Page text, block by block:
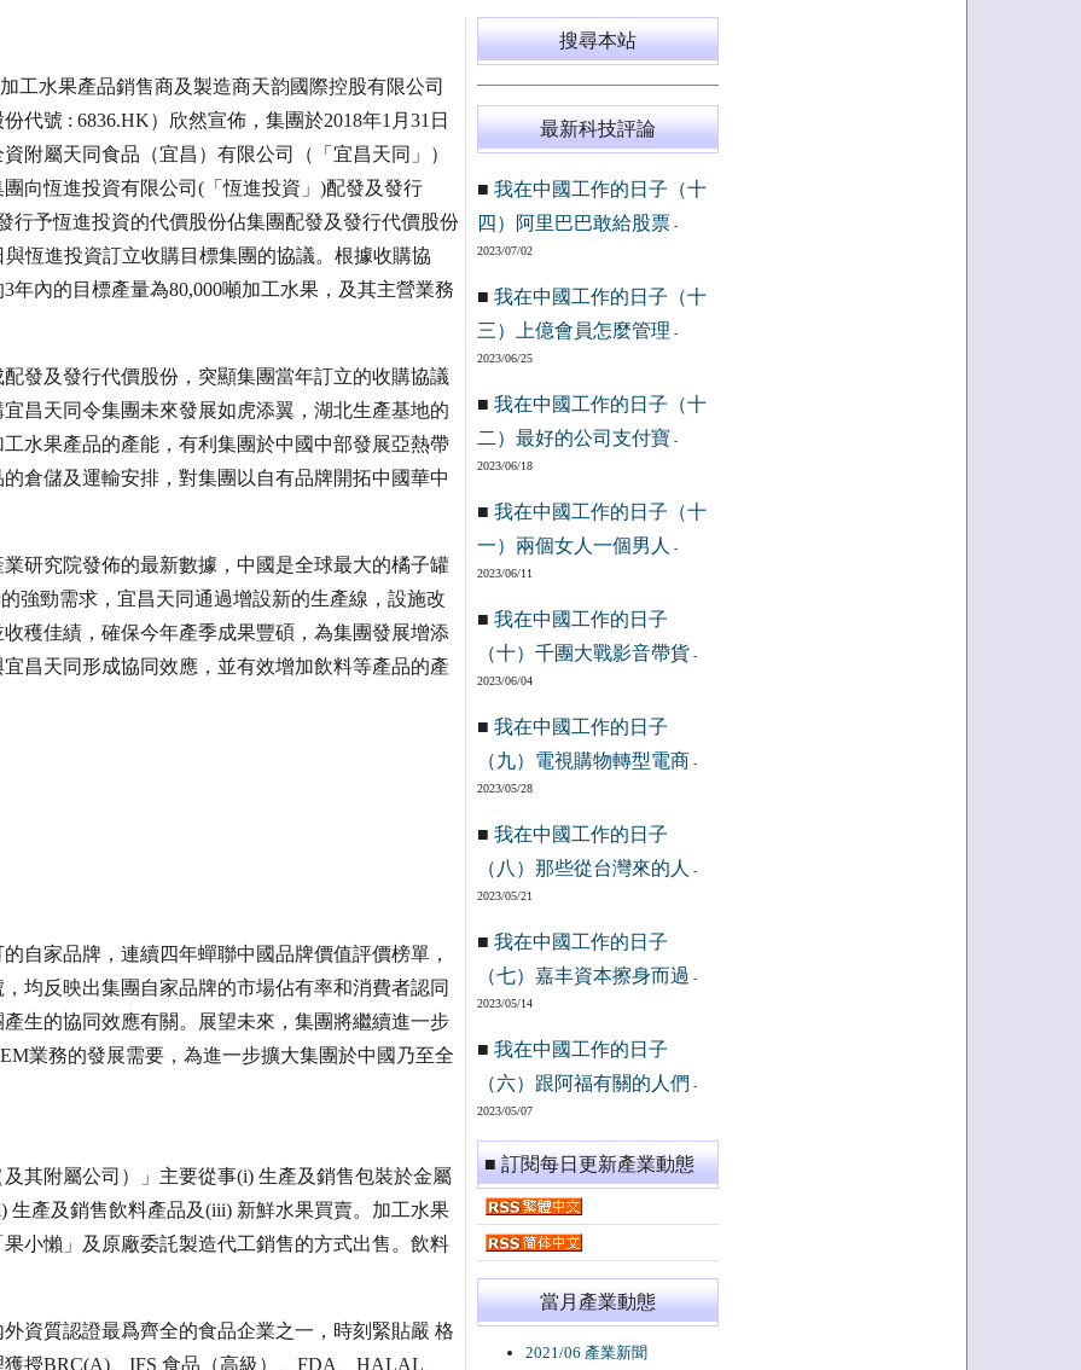
工水果產品銷售商及製造商天韵國際控股有限公司
代號 : 6836.HK）欣然宣佈，集團於2018年1月31日
附屬天同食品（宜昌）有限公司（「宜昌天同」）
向恆進投資有限公司(「恆進投資」)配發及發行
行予恆進投資的代價股份佔集團配發及發行代價股份
恆進投資訂立收購目標集團的協議。根據收購協
內的目標產量為80,000噸加工水果，及其主營業務
發及發行代價股份，突顯集團當年訂立的收購協議
昌天同令集團未來發展如虎添翼，湖北生產基地的
水果產品的產能，有利集團於中國中部發展亞熱帶
倉儲及運輸安排，對集團以自有品牌開拓中國華中
研究院發佈的最新數據，中國是全球最大的橘子罐
強勁需求，宜昌天同通過增設新的生產線，設施改
穫佳績，確保今年產季成果豐碩，為集團發展增添
昌天同形成協同效應，並有效增加飲料等產品的產
自家品牌，連續四年蟬聯中國品牌價值評價榜單，
均反映出集團自家品牌的市場佔有率和消費者認同
生的協同效應有關。展望未來，集團將繼續進一步
業務的發展需要，為進一步擴大集團於中國乃至全
其附屬公司）」主要從事(i) 生產及銷售包裝於金屬
產及銷售飲料產品及(iii) 新鮮水果買賣。加工水果
小懶」及原廠委託製造代工銷售的方式出售。飲料
資質認證最爲齊全的食品企業之一，時刻緊貼嚴 格
授BRC(A)、IFS 食品（高級）、FDA、HALAL、
搜尋本站
最新科技評論
■ 我在中國工作的日子（十
四）阿里巴巴敢給股票-
2023/07/02
■ 我在中國工作的日子（十
三）上億會員怎麼管理 -
2023/06/25
■ 我在中國工作的日子（十
二）最好的公司支付寶 -
2023/06/18
■ 我在中國工作的日子（十
一）兩個女人一個男人
-
2023/06/11
■ 我在中國工作的日子
（十）千團大戰影音帶貨 -
2023/06/04
■ 我在中國工作的日子
（九）電視購物轉型電商 -
2023/05/28
■ 我在中國工作的日子
（八）那些從台灣來的人
-
2023/05/21
■ 我在中國工作的日子
（七）嘉丰資本擦身而過 -
2023/05/14
■ 我在中國工作的日子
（六）跟阿福有關的人們 -
2023/05/07
■ 訂閱每日更新產業動態
當月產業動態
2021/06 產業新聞